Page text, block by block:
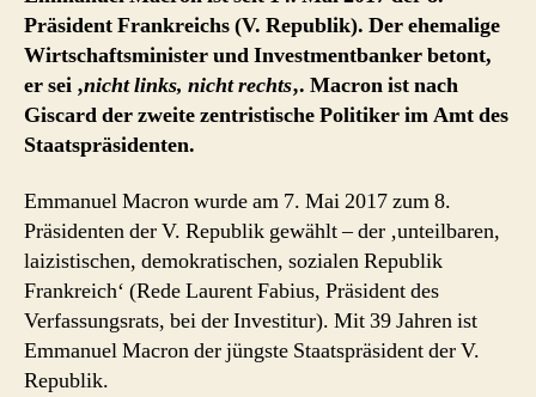
Präsident Frankreichs (V. Republik). Der ehemalige
Wirtschaftsminister und Investmentbanker betont,
er sei ‚nicht links, nicht rechts‚. Macron ist nach
Giscard der zweite zentristische Politiker im Amt des
Staatspräsidenten.
Emmanuel Macron wurde am 7. Mai 2017 zum 8.
Präsidenten der V. Republik gewählt – der ‚unteilbaren,
laizistischen, demokratischen, sozialen Republik
Frankreich‘ (Rede Laurent Fabius, Präsident des
Verfassungsrats, bei der Investitur). Mit 39 Jahren ist
Emmanuel Macron der jüngste Staatspräsident der V.
Republik.